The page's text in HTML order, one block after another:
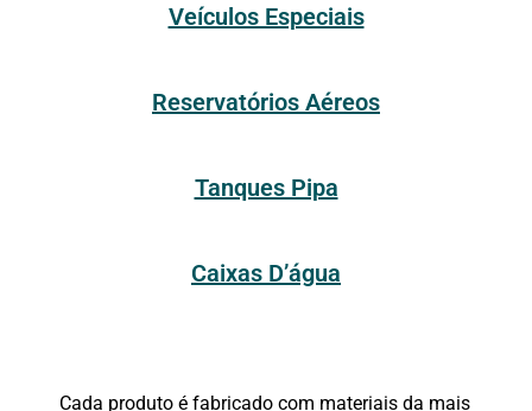
Veículos Especiais
Reservatórios Aéreos
Tanques Pipa
Caixas D’água
Cada produto é fabricado com materiais da mais